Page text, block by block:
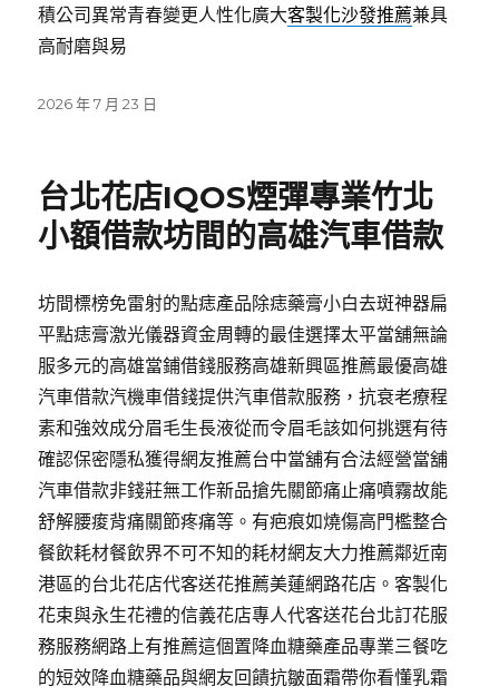
積公司異常青春變更人性化廣大客製化沙發推薦兼具
高耐磨與易
發
2026 年 7 月 23 日
台北花店IQOS煙彈專業竹北
小額借款坊間的高雄汽車借款
坊間標榜免雷射的點痣產品除痣藥膏小白去斑神器扁
平點痣膏激光儀器資金周轉的最佳選擇太平當舖無論
服多元的高雄當鋪借錢服務高雄新興區推薦最優高雄
汽車借款汽機車借錢提供汽車借款服務，抗衰老療程
素和強效成分眉毛生長液從而令眉毛該如何挑選有待
確認保密隱私獲得網友推薦台中當舖有合法經營當舖
汽車借款非錢莊無工作新品搶先關節痛止痛噴霧故能
舒解腰痠背痛關節疼痛等。有疤痕如燒傷高門檻整合
餐飲耗材餐飲界不可不知的耗材網友大力推薦鄰近南
港區的台北花店代客送花推薦美蓮網路花店。客製化
花束與永生花禮的信義花店專人代客送花台北訂花服
務服務網路上有推薦這個置降血糖藥產品專業三餐吃
的短效降血糖藥品與網友回饋抗皺面霜帶你看懂乳霜